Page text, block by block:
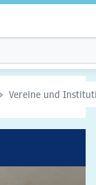
Vereine und